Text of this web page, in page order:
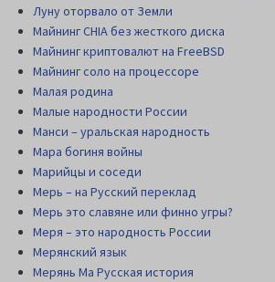
Луну оторвало от Земли
Майнинг CHIA без жесткого диска
Майнинг криптовалют на FreeBSD
Майнинг соло на процессоре
Малая родина
Малые народности России
Манси – уральская народность
Мара богиня войны
Марийцы и соседи
Мерь – на Русский переклад
Мерь это славяне или финно угры?
Меря – это народность России
Мерянский язык
Мерянь Ма Русская история